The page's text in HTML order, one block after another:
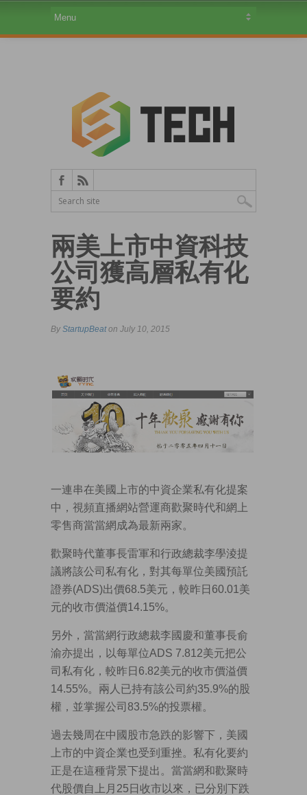
兩美上市中資科技
公司獲高層私有化
要約
By StartupBeaton July 10, 2015
一連串在美國上市的中資企業私有化提案
中，視頻直播網站營運商歡聚時代和網上
零售商當當網成為最新兩家。
歡聚時代董事長雷軍和行政總裁李學淩提
議將該公司私有化，對其每單位美國預託
證券(ADS)出價68.5美元，較昨日60.01美
元的收市價溢價14.15%。
另外，當當網行政總裁李國慶和董事長俞
渝亦提出，以每單位ADS 7.812美元把公
司私有化，較昨日6.82美元的收市價溢價
14.55%。兩人已持有該公司約35.9%的股
權，並掌握公司83.5%的投票權。
過去幾周在中國股市急跌的影響下，美國
上市的中資企業也受到重挫。私有化要約
正是在這種背景下提出。當當網和歡聚時
代股價自上月25日收市以來，已分別下跌